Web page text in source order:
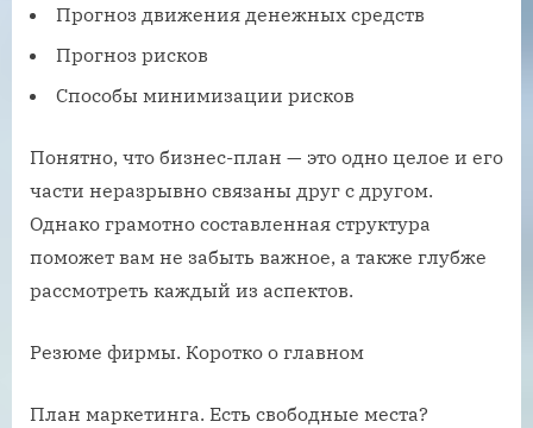
Прогноз движения денежных средств
Прогноз рисков
Способы минимизации рисков
Понятно, что бизнес-план — это одно целое и его
части неразрывно связаны друг с другом.
Однако грамотно составленная структура
поможет вам не забыть важное, а также глубже
рассмотреть каждый из аспектов.
Резюме фирмы. Коротко о главном
План маркетинга. Есть свободные места?